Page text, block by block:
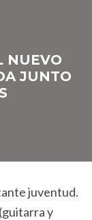
NUEVO
JUNTO
juventud.
y